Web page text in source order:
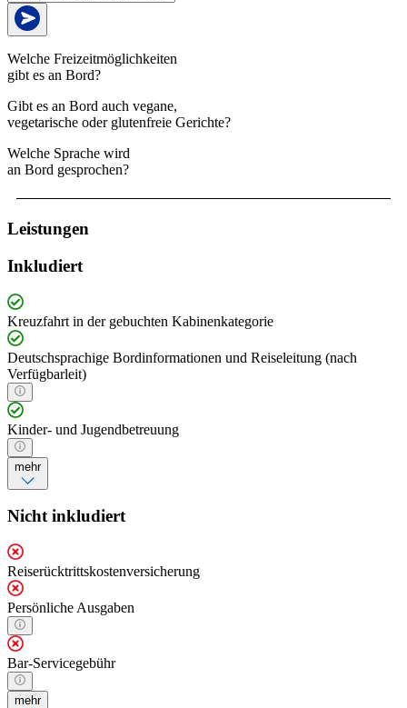
Welche Freizeitmöglichkeiten
gibt es an Bord?
Gibt es an Bord auch vegane,
vegetarische oder glutenfreie Gerichte?
Welche Sprache wird
an Bord gesprochen?
Leistungen
Inkludiert
Kreuzfahrt in der gebuchten Kabinenkategorie
Deutschsprachige Bordinformationen und Reiseleitung (nach
Verfügbarleit)
Kinder- und Jugendbetreuung
mehr
Nicht inkludiert
Reiserücktrittskostenversicherung
Persönliche Ausgaben
Bar-Servicegebühr
mehr